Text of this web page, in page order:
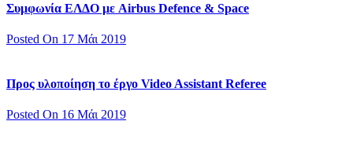
Συμφωνία ΕΛΔΟ με Airbus Defence & Space
Posted On 17 Μάι 2019
Προς υλοποίηση το έργο Video Assistant Referee
Posted On 16 Μάι 2019